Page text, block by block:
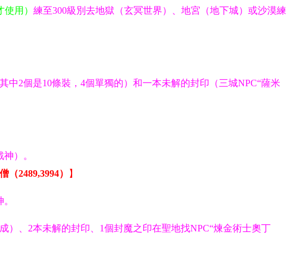
用） 練至300級別去地獄（玄冥世界）、地宮（地下城）或沙漠練
2個是10條裝，4個單獨的）和一本未解的封印（三城NPC“薩米
）。
2489,3994） 】
）、2本未解的封印、1個封魔之印在聖地找NPC“煉金術士奧丁